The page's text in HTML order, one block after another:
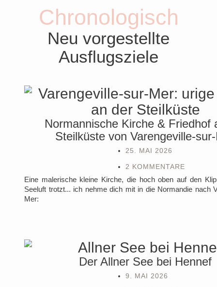
Chronologisch
Neu vorgestellte
Ausflugsziele
Normannische Kirche & Friedhof
Steilküste von Varengeville-
25. MAI 2026
2 KOMMENTARE
Eine malerische kleine Kirche, die hoch oben auf den
Seeluft trotzt... ich nehme dich mit in die Normandie nach
Mer:
Der Allner See bei Hennef
9. MAI 2026